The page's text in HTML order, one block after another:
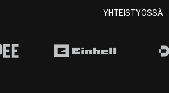
YHTEISTYÖSSÄ